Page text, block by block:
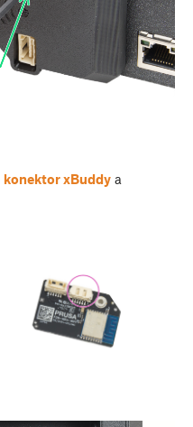
konektor xBuddy a